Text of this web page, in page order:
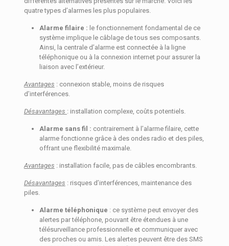
quatre types d’alarmes les plus populaires.
Alarme filaire : le fonctionnement fondamental de ce
système implique le câblage de tous ses composants.
Ainsi, la centrale d’alarme est connectée à la ligne
téléphonique ou à la connexion internet pour assurer la
liaison avec l’extérieur.
Avantages : connexion stable, moins de risques
d’interférences.
Désavantages : installation complexe, coûts potentiels.
Alarme sans fil : contrairement à l’alarme filaire, cette
alarme fonctionne grâce à des ondes radio et des piles,
offrant une flexibilité maximale.
Avantages : installation facile, pas de câbles encombrants.
Désavantages : risques d’interférences, maintenance des
piles.
Alarme téléphonique : ce système peut envoyer des
alertes par téléphone, pouvant être étendues à une
télésurveillance professionnelle et communiquer avec
des proches ou amis. Les alertes peuvent être des SMS